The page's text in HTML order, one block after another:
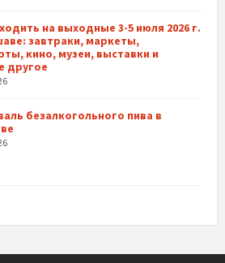
на выходные 3-5 июля 2026 г.
завтраки, маркеты,
кино, музеи, выставки и
другое
безалкогольного пива в